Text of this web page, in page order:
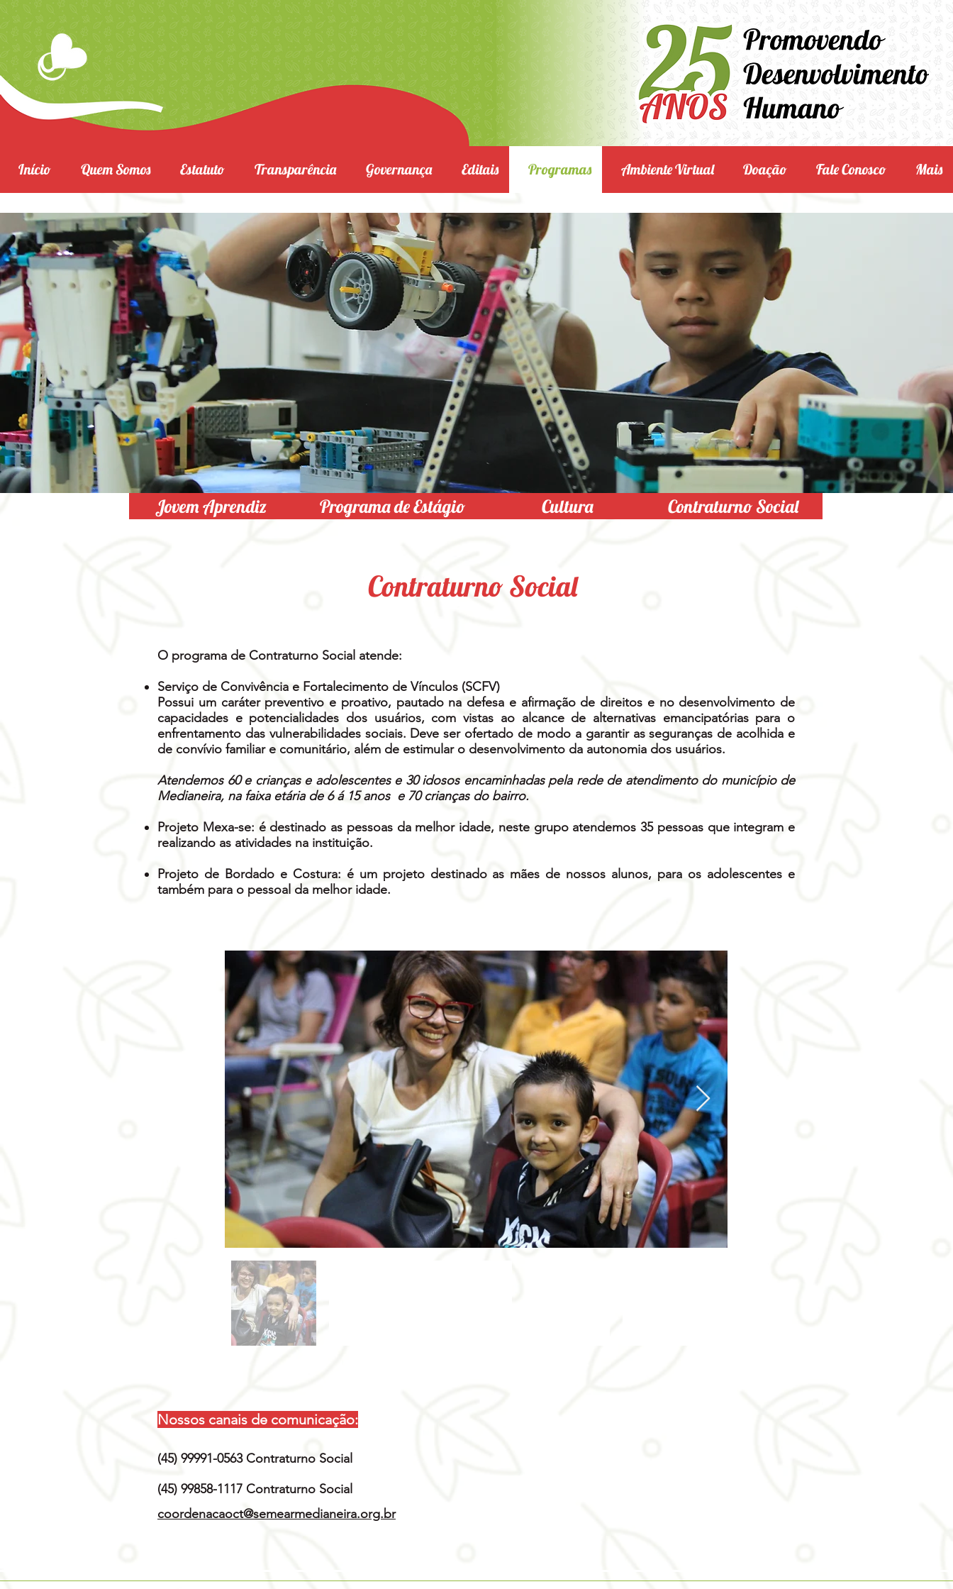
Início Quem Somos Estatuto Transparência Governança Editais Programas Ambiente Virtual Doação Fale Conosco Mais
Jovem Aprendiz Programa de Estágio Cultura Contraturno Social
Contraturno Social
O programa de Contraturno Social atende:
Serviço de Convivência e Fortalecimento de Vínculos (SCFV)
Possui um caráter preventivo e proativo, pautado na defesa e afirmação de direitos e no desenvolvimento de
capacidades e potencialidades dos usuários, com vistas ao alcance de alternativas emancipatórias para o
enfrentamento das vulnerabilidades sociais. Deve ser ofertado de modo a garantir as seguranças de acolhida e
de convívio familiar e comunitário, além de estimular o desenvolvimento da autonomia dos usuários.
Atendemos 60 e crianças e adolescentes e 30 idosos encaminhadas pela rede de atendimento do município de
Medianeira, na faixa etária de 6 á 15 anos e 70 crianças do bairro.
Projeto Mexa-se: é destinado as pessoas da melhor idade, neste grupo atendemos 35 pessoas que integram e
realizando as atividades na instituição.
Projeto de Bordado e Costura: é um projeto destinado as mães de nossos alunos, para os adolescentes e
também para o pessoal da melhor idade.
Nossos canais de comunicação:
(45) 99991-0563 Contraturno Social
(45) 99858-1117 Contraturno Social
coordenacaoct@semearmedianeira.org.br